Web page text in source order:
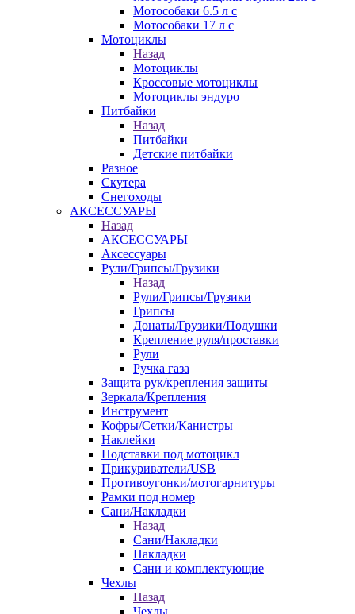
Мотособаки 6.5 л с
Мотособаки 17 л с
Мотоциклы
Назад
Мотоциклы
Кроссовые мотоциклы
Мотоциклы эндуро
Питбайки
Назад
Питбайки
Детские питбайки
Разное
Скутера
Снегоходы
АКСЕССУАРЫ
Назад
АКСЕССУАРЫ
Аксессуары
Рули/Грипсы/Грузики
Назад
Рули/Грипсы/Грузики
Грипсы
Донаты/Грузики/Подушки
Крепление руля/проставки
Рули
Ручка газа
Защита рук/крепления защиты
Зеркала/Крепления
Инструмент
Кофры/Сетки/Канистры
Наклейки
Подставки под мотоцикл
Прикуриватели/USB
Противоугонки/мотогарнитуры
Рамки под номер
Сани/Накладки
Назад
Сани/Накладки
Накладки
Сани и комплектующие
Чехлы
Назад
Чехлы